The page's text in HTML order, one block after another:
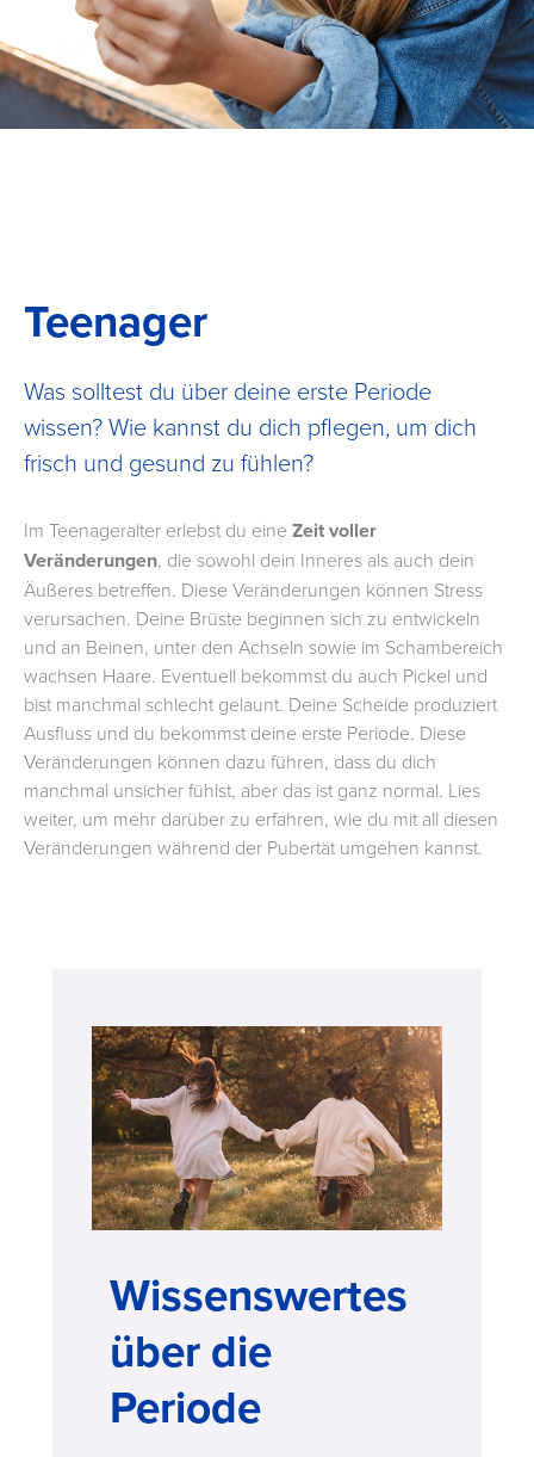
Teenager
Was solltest du über deine erste Periode
wissen? Wie kannst du dich pflegen, um dich
frisch und gesund zu fühlen?
Im Teenageralter erlebst du eine Zeit voller
Veränderungen, die sowohl dein Inneres als auch dein
Äußeres betreffen. Diese Veränderungen können Stress
verursachen. Deine Brüste beginnen sich zu entwickeln
und an Beinen, unter den Achseln sowie im Schambereich
wachsen Haare. Eventuell bekommst du auch Pickel und
bist manchmal schlecht gelaunt. Deine Scheide produziert
Ausfluss und du bekommst deine erste Periode. Diese
Veränderungen können dazu führen, dass du dich
manchmal unsicher fühlst, aber das ist ganz normal. Lies
weiter, um mehr darüber zu erfahren, wie du mit all diesen
Veränderungen während der Pubertät umgehen kannst.
Wissenswertes
über die
Periode